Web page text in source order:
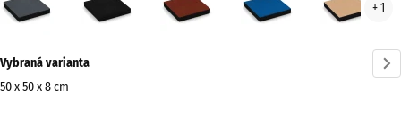
červená
modrá
+ 1
informací
o
Vybraná varianta
50 x 50 x 8 cm